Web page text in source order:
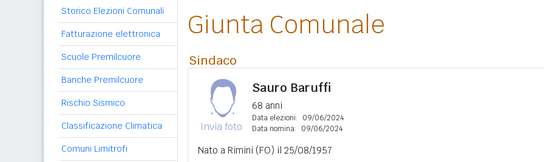
Storico Elezioni Comunali
Fatturazione elettronica
Scuole Premilcuore
Banche Premilcuore
Rischio Sismico
Classificazione Climatica
Comuni Limitrofi
Giunta Comunale
Sindaco
Invia foto
Sauro Baruffi
68 anni
Data elezioni:
09/06/2024
Data nomina:
09/06/2024
Nato a Rimini (FO) il 25/08/1957